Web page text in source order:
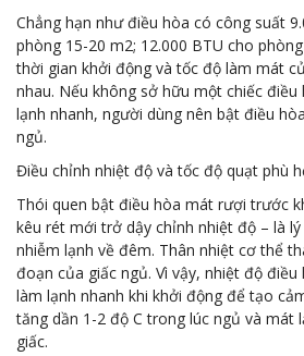
Chẳng hạn như điều hòa có công suất
phòng 15-20 m2; 12.000 BTU cho
thời gian khởi động và tốc độ làm mát
nhau. Nếu không sở hữu một chiếc điều
lạnh nhanh, người dùng nên bật điều
ngủ.
Điều chỉnh nhiệt độ và tốc độ quạt phù
Thói quen bật điều hòa mát rượi trước
kêu rét mới trở dậy chỉnh nhiệt độ – là
nhiễm lạnh về đêm. Thân nhiệt cơ thể
đoạn của giấc ngủ. Vì vậy, nhiệt độ
làm lạnh nhanh khi khởi động để tạo
tăng dần 1-2 độ C trong lúc ngủ và mát
giấc.